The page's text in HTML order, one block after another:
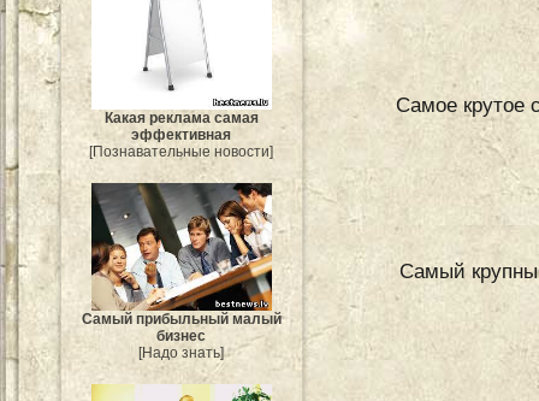
Какая реклама самая
эффективная
[Познавательные новости]
Самый прибыльный малый
бизнес
[Надо знать]
Самое крутое
Самый